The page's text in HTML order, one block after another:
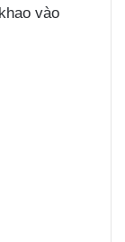
vào